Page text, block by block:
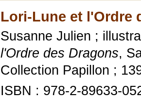
Lori-Lune et l'Ordre
Susanne Julien ;
l'Ordre des Dragons,
Collection Papillon ;
ISBN : 978-2-89633-